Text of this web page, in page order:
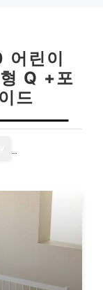
린이
Q +포
드